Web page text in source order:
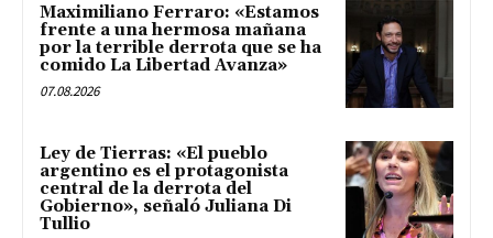
Maximiliano Ferraro: «Estamos
frente a una hermosa mañana
por la terrible derrota que se ha
comido La Libertad Avanza»
07.08.2026
Ley de Tierras: «El pueblo
argentino es el protagonista
central de la derrota del
Gobierno», señaló Juliana Di
Tullio